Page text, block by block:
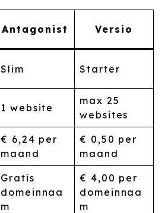
Antagonist Versio
Slim Starter
1 website
max 25
websites
€ 6,24 per
maand
€ 0,50 per
maand
Gratis
domeinnaa
m
€ 4,00 per
domeinnaa
m